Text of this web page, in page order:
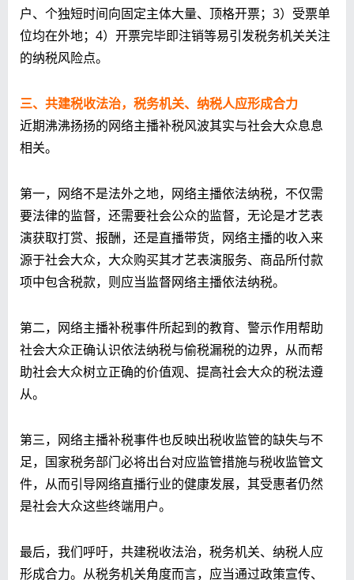
户、个独短时间向固定主体大量、顶格开票；3）受票单
位均在外地；4）开票完毕即注销等易引发税务机关关注
的纳税风险点。
三、共建税收法治，税务机关、纳税人应形成合力
近期沸沸扬扬的网络主播补税风波其实与社会大众息息
相关。
第一，网络不是法外之地，网络主播依法纳税，不仅需
要法律的监督，还需要社会公众的监督，无论是才艺表
演获取打赏、报酬，还是直播带货，网络主播的收入来
源于社会大众，大众购买其才艺表演服务、商品所付款
项中包含税款，则应当监督网络主播依法纳税。
第二，网络主播补税事件所起到的教育、警示作用帮助
社会大众正确认识依法纳税与偷税漏税的边界，从而帮
助社会大众树立正确的价值观、提高社会大众的税法遵
从。
第三，网络主播补税事件也反映出税收监管的缺失与不
足，国家税务部门必将出台对应监管措施与税收监管文
件，从而引导网络直播行业的健康发展，其受惠者仍然
是社会大众这些终端用户。
最后，我们呼吁，共建税收法治，税务机关、纳税人应
形成合力。从税务机关角度而言，应当通过政策宣传、